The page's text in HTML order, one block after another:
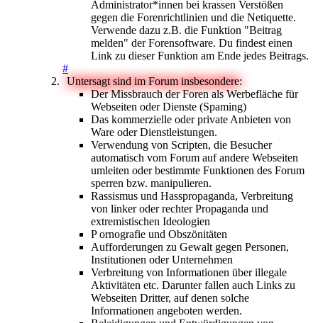
Administrator*innen bei krassen Verstößen
gegen die Forenrichtlinien und die Netiquette.
Verwende dazu z.B. die Funktion "Beitrag
melden" der Forensoftware. Du findest einen
Link zu dieser Funktion am Ende jedes Beitrags.
#
Untersagt sind im Forum insbesondere:
Der Missbrauch der Foren als Werbefläche für
Webseiten oder Dienste (Spaming)
Das kommerzielle oder private Anbieten von
Ware oder Dienstleistungen.
Verwendung von Scripten, die Besucher
automatisch vom Forum auf andere Webseiten
umleiten oder bestimmte Funktionen des Forum
sperren bzw. manipulieren.
Rassismus und Hasspropaganda, Verbreitung
von linker oder rechter Propaganda und
extremistischen Ideologien
P ornografie und Obszönitäten
Aufforderungen zu Gewalt gegen Personen,
Institutionen oder Unternehmen
Verbreitung von Informationen über illegale
Aktivitäten etc. Darunter fallen auch Links zu
Webseiten Dritter, auf denen solche
Informationen angeboten werden.